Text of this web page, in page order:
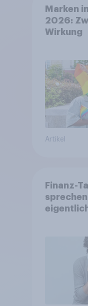
Marken
2026:
Wirkung
Artikel
Finanz-